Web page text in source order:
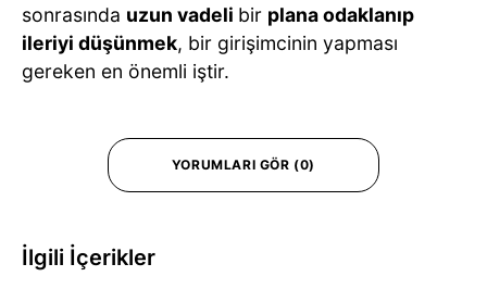
sonrasında uzun vadeli bir plana odaklanıp
ileriyi düşünmek, bir girişimcinin yapması
gereken en önemli iştir.
YORUMLARI GÖR (0)
İlgili İçerikler